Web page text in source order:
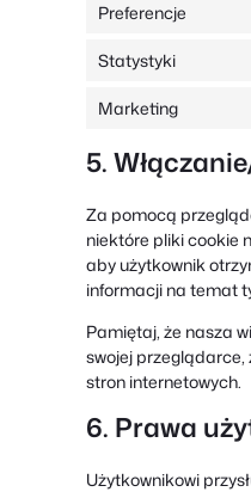
Preferencje
Statystyki
Marketing
5.
Za pomocą
niektóre pliki cookie
aby użytkownik
informacji na temat
Pamiętaj, że nasza
swojej
stron internetowych.
6. Prawa
Użytkownikowi